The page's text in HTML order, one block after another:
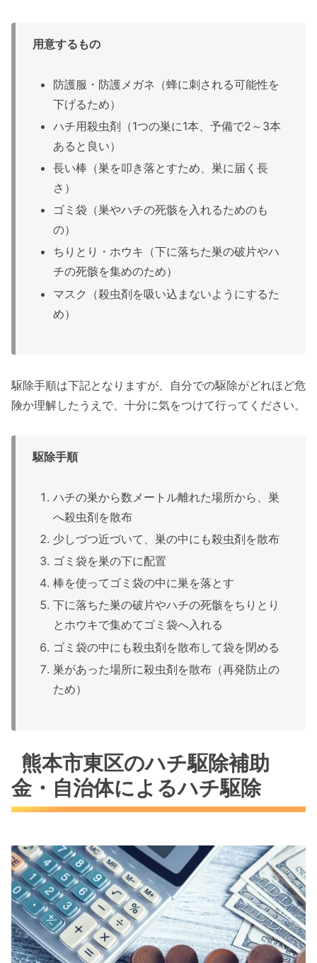
用意するもの
防護服・防護メガネ（蜂に刺される可能性を
下げるため）
ハチ用殺虫剤（1つの巣に1本、予備で2～3本
あると良い）
長い棒（巣を叩き落とすため、巣に届く長
さ）
ゴミ袋（巣やハチの死骸を入れるためのも
の）
ちりとり・ホウキ（下に落ちた巣の破片やハ
チの死骸を集めのため）
マスク（殺虫剤を吸い込まないようにするた
め）
駆除手順は下記となりますが、自分での駆除がどれほど危
険か理解したうえで、十分に気をつけて行ってください。
駆除手順
ハチの巣から数メートル離れた場所から、巣
へ殺虫剤を散布
少しづつ近づいて、巣の中にも殺虫剤を散布
ゴミ袋を巣の下に配置
棒を使ってゴミ袋の中に巣を落とす
下に落ちた巣の破片やハチの死骸をちりとり
とホウキで集めてゴミ袋へ入れる
ゴミ袋の中にも殺虫剤を散布して袋を閉める
巣があった場所に殺虫剤を散布（再発防止の
ため）
熊本市東区のハチ駆除補助
金・自治体によるハチ駆除